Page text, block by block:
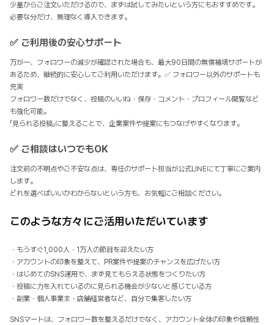
少量からご注文いただけるので、まずは試してみたいという方にもおすすめです。
必要な分だけ、無理なく導入できます。
✅ ご利用後の安心サポート
万が一、フォロワーの減少が確認された場合も、最大90日間の無償補填サポートが
あるため、継続的に安心してご利用いただけます。✅ フォロワー以外のサポートも
充実
フォロワー数だけでなく、投稿のいいね・保存・コメント・プロフィール閲覧など
も強化可能。
「見られる投稿」に整えることで、企業案件や提案にもつなげやすくなります。
✅ ご相談はいつでもOK
注文前の不明点やご不安な点は、専任のサポート担当が公式LINEにて丁寧にご案内
します。
どれを選べばいいかわからないという方も、お気軽にご相談ください。
このような方々にご活用いただいています
・もうすぐ1,000人・1万人の節目を迎えたい方
・アカウントの印象を整えて、PR案件や提案のチャンスを広げたい方
・はじめてのSNS運用で、まず見てもらえる状態をつくりたい方
・投稿に力を入れているのに見られる機会が少ないと感じている方
・副業・個人事業主・店舗経営者など、自分で集客したい方
SNSマートは、フォロワー数を整えるだけでなく、アカウント全体の印象や信頼性